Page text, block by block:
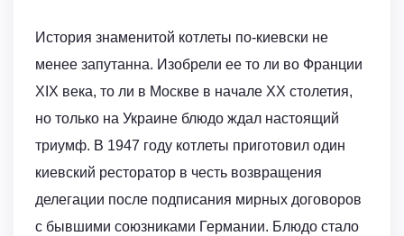
История знаменитой котлеты по-киевски не
менее запутанна. Изобрели ее то ли во Франции
XIX века, то ли в Москве в начале XX столетия,
но только на Украине блюдо ждал настоящий
триумф. В 1947 году котлеты приготовил один
киевский ресторатор в честь возвращения
делегации после подписания мирных договоров
с бывшими союзниками Германии. Блюдо стало